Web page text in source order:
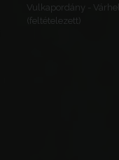
Vulkapordány -
(feltételezett)